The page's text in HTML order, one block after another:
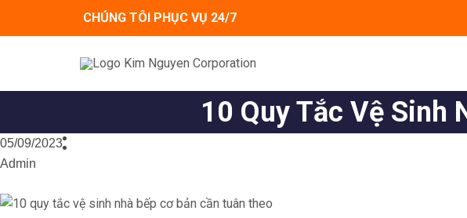
CHÚNG TÔI PHỤC VỤ 24/7
10 Quy Tắc Vệ Sinh
05/09/2023
Admin